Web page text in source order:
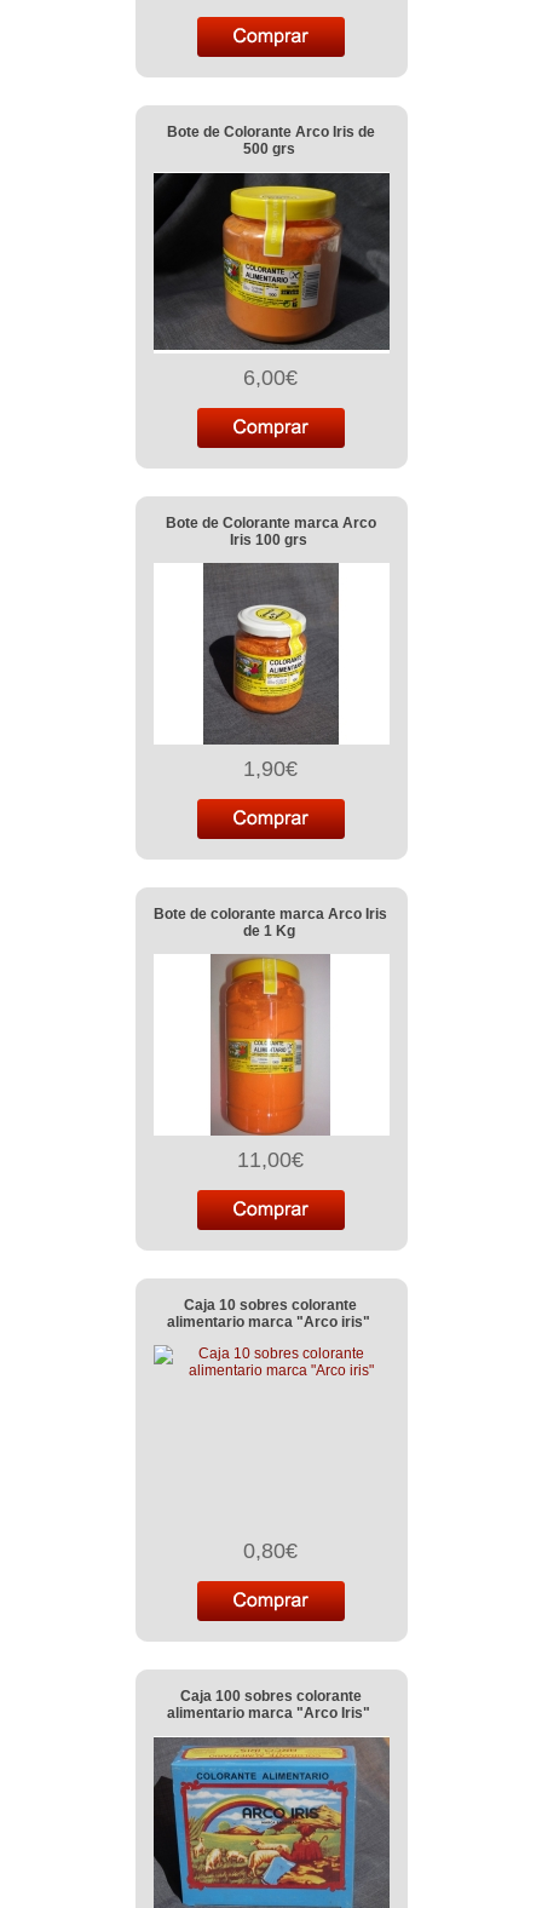
Bote de Colorante Arco Iris de
500 grs
6,00€
Bote de Colorante marca Arco
Iris 100 grs
1,90€
Bote de colorante marca Arco Iris
de 1 Kg
11,00€
Caja 10 sobres colorante
alimentario marca "Arco iris"
0,80€
Caja 100 sobres colorante
alimentario marca "Arco Iris"